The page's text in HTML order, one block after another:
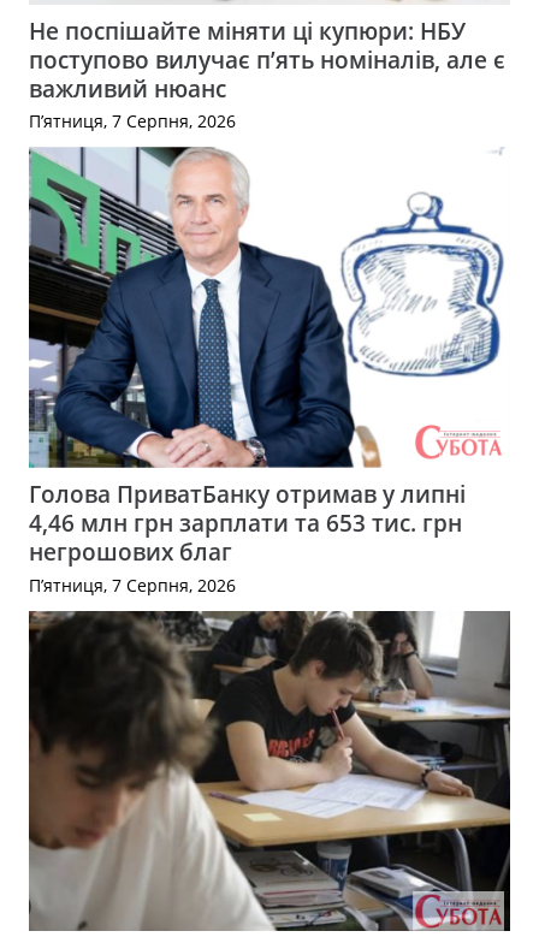
Не поспішайте міняти ці купюри: НБУ
поступово вилучає п’ять номіналів, але є
важливий нюанс
П’ятниця, 7 Серпня, 2026
Голова ПриватБанку отримав у липні
4,46 млн грн зарплати та 653 тис. грн
негрошових благ
П’ятниця, 7 Серпня, 2026